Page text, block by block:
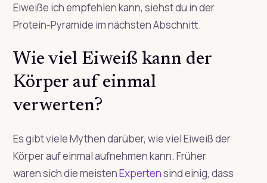
Eiweiße ich empfehlen kann, siehst du in der
Protein-Pyramide im nächsten Abschnitt.
Wie viel Eiweiß kann der
Körper auf einmal
verwerten?
Es gibt viele Mythen darüber, wie viel Eiweiß der
Körper auf einmal aufnehmen kann. Früher
waren sich die meistenExpertensind einig, dass